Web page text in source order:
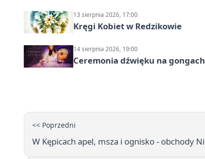
13 sierpnia 2026, 17:00
Kręgi Kobiet w Redzikowie
14 sierpnia 2026, 19:00
Ceremonia dźwięku na
<< Poprzedni
W Kępicach apel, msza i ognisko - obchody